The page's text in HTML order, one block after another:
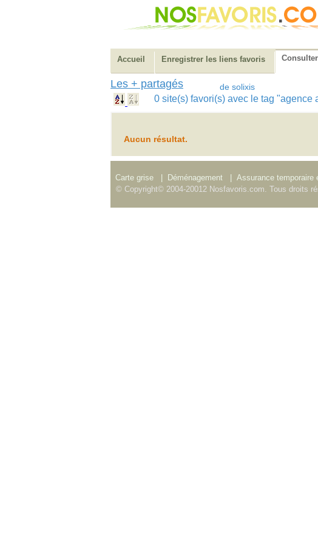
Accueil Enregistrer les liens favoris
Les + partagés de solixis
0 site(s) favori(s) avec le tag "agence
Aucun résultat.
Carte grise Déménagement Assurance temporaire
© Copyright© 2004-20012 Nosfavoris.com. Tous droits